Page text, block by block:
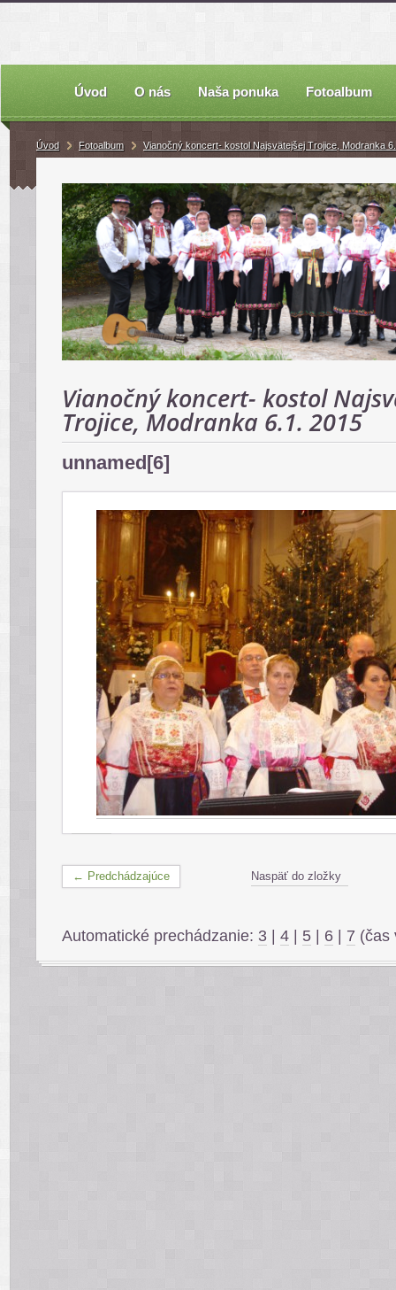
Úvod O nás Naša ponuka Fotoalbum
Úvod Fotoalbum Vianočný koncert- kostol Najsvätejšej Trojice, Modranka
Vianočný koncert- kostol
Trojice, Modranka 6.1. 2015
unnamed[6]
← Predchádzajúce Naspäť do zložky
Automatické prechádzanie: 3 4 5 6 7 (čas